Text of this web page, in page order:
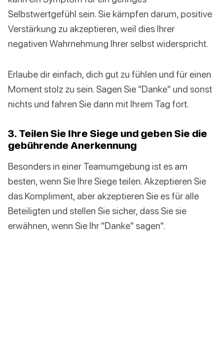
Selbstwertgefühl sein. Sie kämpfen darum, positive
Verstärkung zu akzeptieren, weil dies Ihrer
negativen Wahrnehmung Ihrer selbst widerspricht.
Erlaube dir einfach, dich gut zu fühlen und für einen
Moment stolz zu sein. Sagen Sie "Danke" und sonst
nichts und fahren Sie dann mit Ihrem Tag fort.
3. Teilen Sie Ihre Siege und geben Sie die
gebührende Anerkennung
Besonders in einer Teamumgebung ist es am
besten, wenn Sie Ihre Siege teilen. Akzeptieren Sie
das Kompliment, aber akzeptieren Sie es für alle
Beteiligten und stellen Sie sicher, dass Sie sie
erwähnen, wenn Sie Ihr "Danke" sagen".